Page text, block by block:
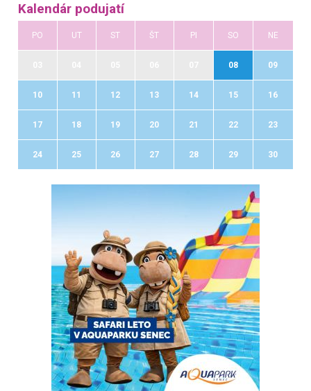
Kalendár podujatí
PO UT ST ŠT PI SO NE
08 09
10 11 12 13 14 15 16
17 18 19 20 21 22 23
24 25 26 27 28 29 30